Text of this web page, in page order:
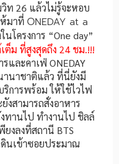
ท 26 แล้วไม่รู้จะหอบ
มาที่ ONEDAY at a
โครงการ “One day”
ต็ม ที่สูงสุดถึง 24 ชม.!!!
และคาเฟ่ ONEDAY
นาชาติแล้ว ที่นี่ยังมี
ริการพร้อม ให้ใช้ไวไฟ
สามารถสั่งอาหาร
ทานไป ทำงานไป ชิลล์
ยงลงที่สถานี BTS
นเข้าซอยประมาณ